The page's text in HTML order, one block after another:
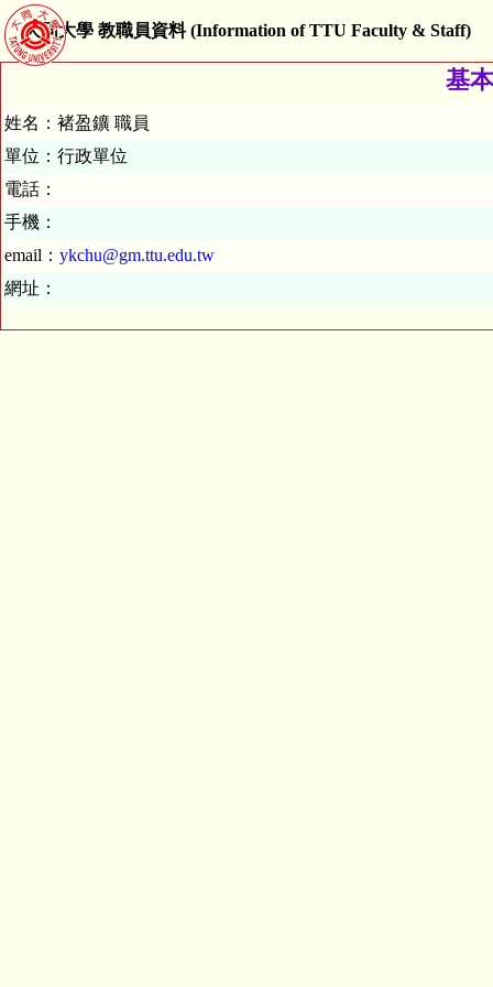
大同大學 教職員資料 (Information of TTU Faculty & Staff)
基
姓名：褚盈鑛 職員
單位：行政單位
電話：
手機：
email： ykchu@gm.ttu.edu.tw
網址：